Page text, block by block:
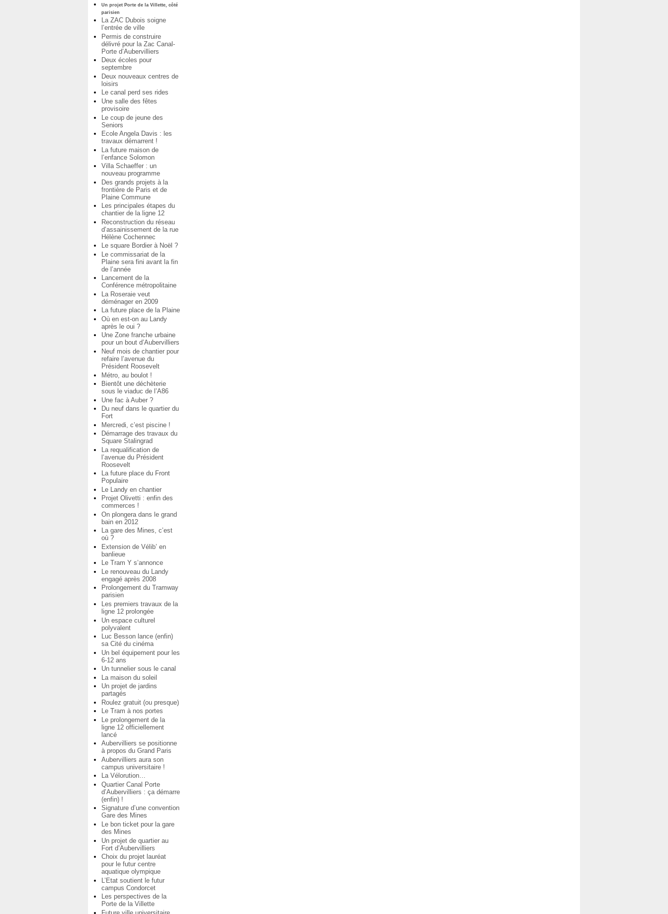
Un projet Porte de la Villette, côté
parisien
La ZAC Dubois soigne
l’entrée de ville
Permis de construire
délivré pour la Zac Canal-
Porte d’Aubervilliers
Deux écoles pour
septembre
Deux nouveaux centres de
loisirs
Le canal perd ses rides
Une salle des fêtes
provisoire
Le coup de jeune des
Seniors
Ecole Angela Davis : les
travaux démarrent !
La future maison de
l’enfance Solomon
Villa Schaeffer : un
nouveau programme
Des grands projets à la
frontière de Paris et de
Plaine Commune
Les principales étapes du
chantier de la ligne 12
Reconstruction du réseau
d’assainissement de la rue
Hélène Cochennec
Le square Bordier à Noël ?
Le commissariat de la
Plaine sera fini avant la fin
de l’année
Lancement de la
Conférence métropolitaine
La Roseraie veut
déménager en 2009
La future place de la Plaine
Où en est-on au Landy
après le oui ?
Une Zone franche urbaine
pour un bout d’Aubervilliers
Neuf mois de chantier pour
refaire l’avenue du
Président Roosevelt
Métro, au boulot !
Bientôt une déchèterie
sous le viaduc de l’A86
Une fac à Auber ?
Du neuf dans le quartier du
Fort
Mercredi, c’est piscine !
Démarrage des travaux du
Square Stalingrad
La requalification de
l’avenue du Président
Roosevelt
La future place du Front
Populaire
Le Landy en chantier
Projet Olivetti : enfin des
commerces !
On plongera dans le grand
bain en 2012
La gare des Mines, c’est
où ?
Extension de Vélib’ en
banlieue
Le Tram Y s’annonce
Le renouveau du Landy
engagé après 2008
Prolongement du Tramway
parisien
Les premiers travaux de la
ligne 12 prolongée
Un espace culturel
polyvalent
Luc Besson lance (enfin)
sa Cité du cinéma
Un bel équipement pour les
6-12 ans
Un tunnelier sous le canal
La maison du soleil
Un projet de jardins
partagés
Roulez gratuit (ou presque)
Le Tram à nos portes
Le prolongement de la
ligne 12 officiellement
lancé
Aubervilliers se positionne
à propos du Grand Paris
Aubervilliers aura son
campus universitaire !
La Vélorution…
Quartier Canal Porte
d’Aubervilliers : ça démarre
(enfin) !
Signature d’une convention
Gare des Mines
Le bon ticket pour la gare
des Mines
Un projet de quartier au
Fort d’Aubervilliers
Choix du projet lauréat
pour le futur centre
aquatique olympique
L’Etat soutient le futur
campus Condorcet
Les perspectives de la
Porte de la Villette